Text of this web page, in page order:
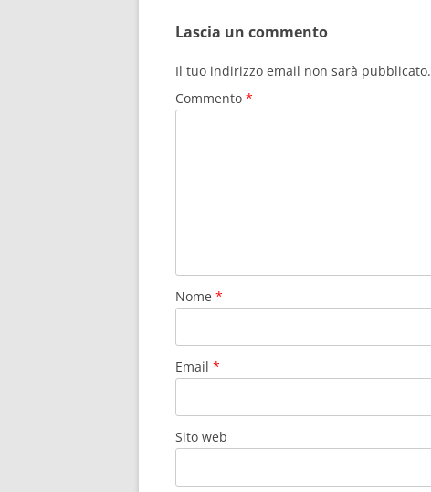
KOURO, HARUKA
COMEDY WA MACHIGATTEIRU.
Lascia un commento
Il tuo indirizzo email non sarà pubblicato.
Commento *
Nome *
Email *
Sito web